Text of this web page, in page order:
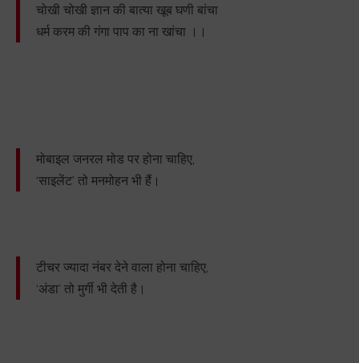
चोखी चोखी ज्ञान की बात्या खूब घणी बांचा
धर्म करम की गंगा पाप का ना खांचा ।।
मोबाइल जनरल मोड पर होना चाहिए,
‘साइलेंट’ तो मनमोहन भी हैं।
टीचर ज्यादा नंबर देने वाला होना चाहिए,
‘अंडा’ तो मुर्गी भी देती है।